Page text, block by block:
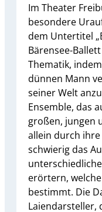
Im Theater
besondere
dem Untertitel
Bärensee-
Thematik,
dünnen Mann
seiner Welt
Ensemble, das
großen, jungen
allein durch ihre
schwierig das
erörtern,
bestimmt. Die
Laiendarsteller,